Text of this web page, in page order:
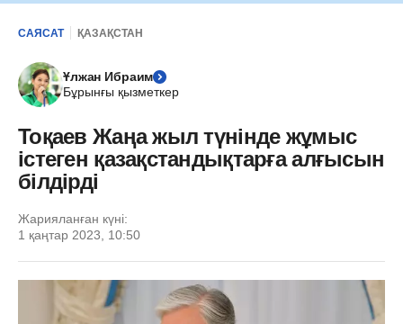
САЯСАТ ҚАЗАҚСТАН
Ұлжан Ибраим
Бұрынғы қызметкер
Тоқаев Жаңа жыл түнінде жұмыс
істеген қазақстандықтарға алғысын
білдірді
Жарияланған күні:
1 қаңтар 2023, 10:50